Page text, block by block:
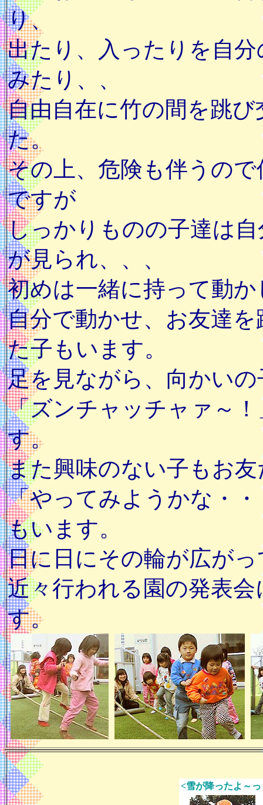
り、
出たり、入ったりを自
みたり、、
自由自在に竹の間を跳
た。
その上、危険も伴うの
ですが
しっかりものの子達は
が見られ、、、
初めは一緒に持って動
自分で動かせ、お友達
た子もいます。
足を見ながら、向かい
「ズンチャッチャァ～
す。
また興味のない子もお
「やってみようかな・
もいます。
日に日にその輪が広が
近々行われる園の発表
す。
<雪が降ったよ～